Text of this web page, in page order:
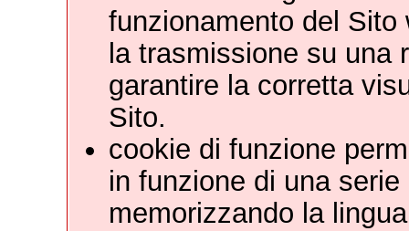
funzionamento del
la trasmissione su una
garantire la corretta
Sito.
cookie di funzione
in funzione di una
memorizzando la